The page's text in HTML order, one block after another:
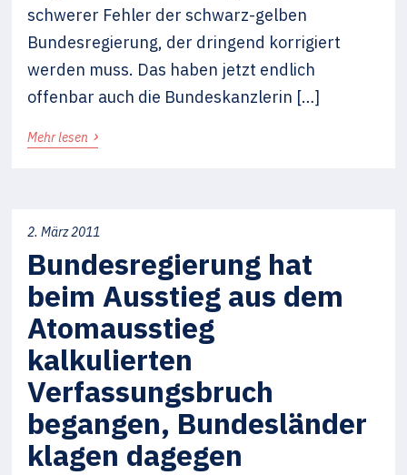
schwerer Fehler der schwarz-gelben
Bundesregierung, der dringend korrigiert
werden muss. Das haben jetzt endlich
offenbar auch die Bundeskanzlerin […]
Mehr lesen ›
2. März 2011
Bundesregierung hat
beim Ausstieg aus dem
Atomausstieg
kalkulierten
Verfassungsbruch
begangen, Bundesländer
klagen dagegen